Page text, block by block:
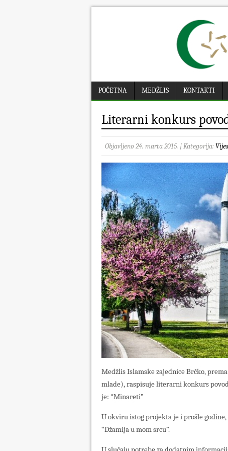
POČETNA MEDŽLIS KONTAKTI
Literarni konkurs
Objavljeno 24. marta 2015. | Kategorija:
Medžlis Islamske zajednice Brčko,
mlade), raspisuje literarni konkurs
je: “Minareti”
U okviru istog projekta je i prošle
“Džamija u mom srcu”.